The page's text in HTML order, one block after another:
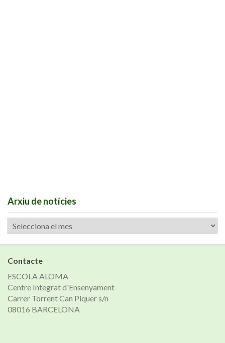
Arxiu de notícies
Arxiu
de
notícies
Contacte
ESCOLA ALOMA
Centre Integrat d'Ensenyament
Carrer Torrent Can Piquer s/n
08016 BARCELONA